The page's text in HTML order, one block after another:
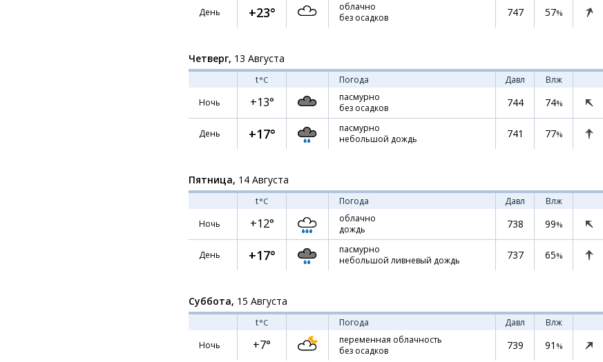
День +23°
облачно
без осадков
747 57%
Четверг, 13 Августа
t°C Погода Давл Влж
Ночь
+13°
пасмурно
без осадков
744 74%
День +17°
пасмурно
небольшой дождь
741 77%
Пятница, 14 Августа
t°C Погода Давл Влж
Ночь
+12°
облачно
дождь
738 99%
День +17°
пасмурно
небольшой ливневый дождь
737 65%
Суббота, 15 Августа
t°C Погода Давл Влж
Ночь
+7°
переменная облачность
без осадков
739 91 %